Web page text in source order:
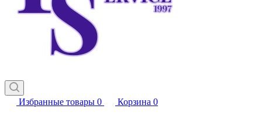
Избранные товары 0 Корзина 0